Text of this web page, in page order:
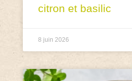
citron et basilic
8 juin 2026